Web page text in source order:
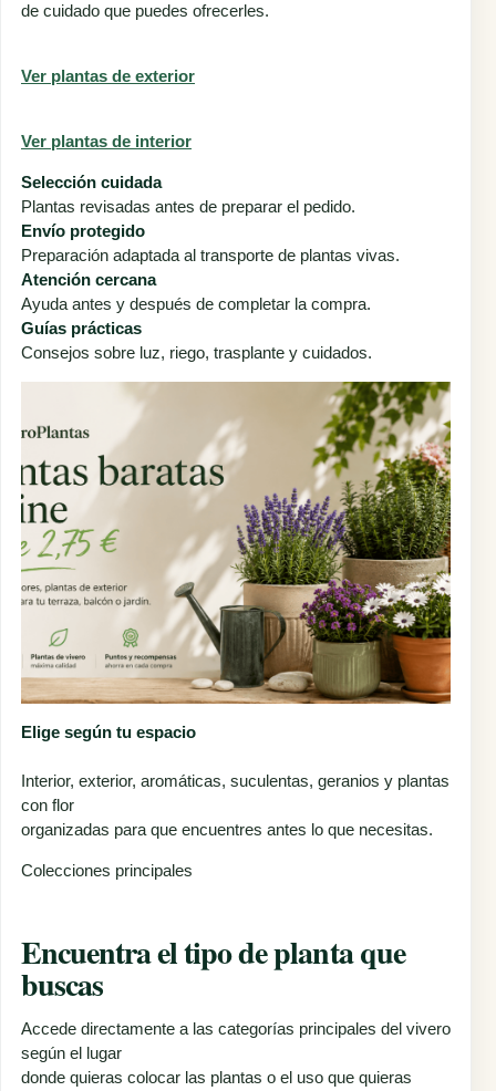
de cuidado que puedes ofrecerles.
Ver plantas de exterior
Ver plantas de interior
Selección cuidada
Plantas revisadas antes de preparar el pedido.
Envío protegido
Preparación adaptada al transporte de plantas vivas.
Atención cercana
Ayuda antes y después de completar la compra.
Guías prácticas
Consejos sobre luz, riego, trasplante y cuidados.
Elige según tu espacio
Interior, exterior, aromáticas, suculentas, geranios y plantas
con flor
organizadas para que encuentres antes lo que necesitas.
Colecciones principales
Encuentra el tipo de planta que
buscas
Accede directamente a las categorías principales del vivero
según el lugar
donde quieras colocar las plantas o el uso que quieras